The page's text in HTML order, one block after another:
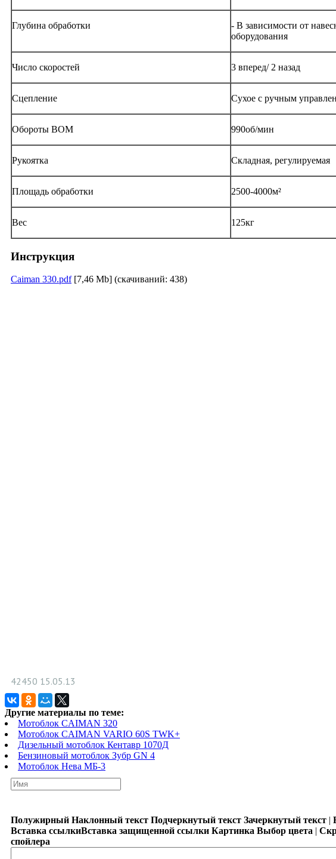
Глубина обработки
- В зависимости от
оборудования
Число скоростей 3 вперед/ 2 назад
Сцепление Сухое с ручным
Обороты ВОМ 990об/мин
Рукоятка Складная, регулируемая
Площадь обработки 2500-4000м²
Вес 125кг
Инструкция
Caiman 330.pdf[7,46 Mb] (cкачиваний: 438)
42450 15.05.13
Другие материалы по теме:
Мотоблок CAIMAN 320
Мотоблок CAIMAN VARIO 60S TWK+
Дизельный мотоблок Кентавр 1070Д
Бензиновый мотоблок Зубр GN 4
Мотоблок Нева МБ-3
Полужирный Наклонный текст Подчеркнутый текст Зачеркнутый текст |
Вставка ссылкиВставка защищенной ссылки Картинка Выбор цвета |
спойлера